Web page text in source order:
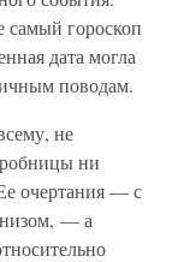
самый гороскоп
дата могла
поводам.
не
ни
очертания — с
низом, — а